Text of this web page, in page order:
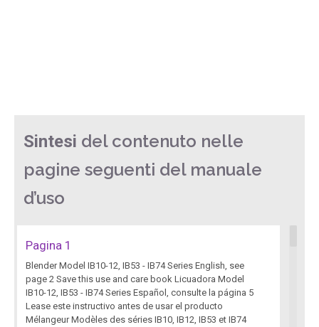
Sintesi del contenuto nelle
pagine seguenti del manuale
d’uso
Pagina 1
Blender Model IB10-12, IB53 - IB74 Series English, see
page 2 Save this use and care book Licuadora Model
IB10-12, IB53 - IB74 Series Español, consulte la página 5
Lease este instructivo antes de usar el producto
Mélangeur Modèles des séries IB10, IB12, IB53 et IB74